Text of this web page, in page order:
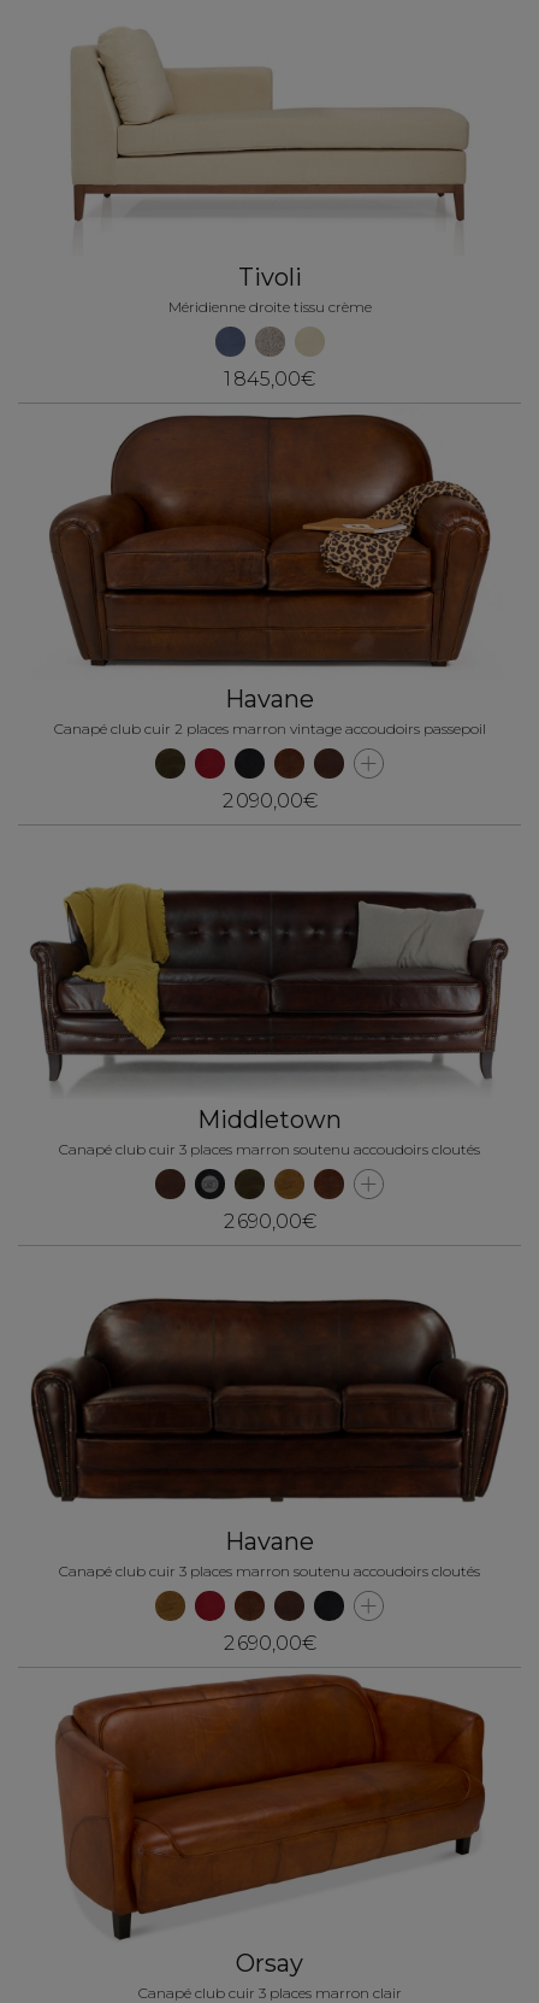
Tivoli
Méridienne droite tissu crème
1 845,00€
Havane
Canapé club cuir 2 places marron vintage accoudoirs passepoil
2 090,00€
Middletown
Canapé club cuir 3 places marron soutenu accoudoirs cloutés
2 690,00€
Havane
Canapé club cuir 3 places marron soutenu accoudoirs cloutés
2 690,00€
Orsay
Canapé club cuir 3 places marron clair